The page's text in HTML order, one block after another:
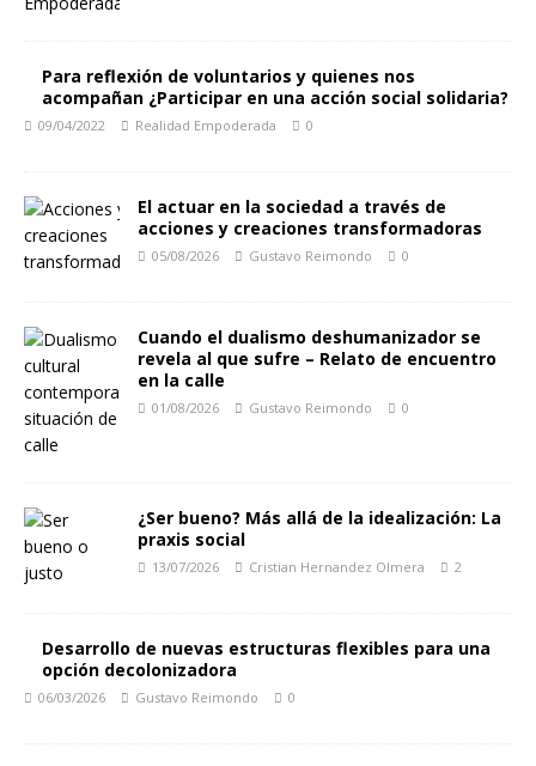
Para reflexión de voluntarios y quienes nos
acompañan ¿Participar en una acción social solidaria?
09/04/2022 Realidad Empoderada 0
El actuar en la sociedad a través de
acciones y creaciones transformadoras
05/08/2026 Gustavo Reimondo 0
Cuando el dualismo deshumanizador se
revela al que sufre – Relato de encuentro
en la calle
01/08/2026 Gustavo Reimondo 0
¿Ser bueno? Más allá de la idealización: La
praxis social
13/07/2026 Cristian Hernandez Olmera 2
Desarrollo de nuevas estructuras flexibles para una
opción decolonizadora
06/03/2026 Gustavo Reimondo 0